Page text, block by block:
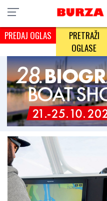
PREDAJ OGLAS
PRETRAŽI
OGLASE